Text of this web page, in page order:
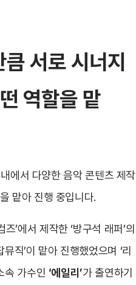
서로 시너지
역할을 맡
내에서 다양한 음악 콘텐츠 제작
맡아 진행 중입니다.
’에서 제작한 ‘방구석 래퍼’의
직’이 맡아 진행했었으며 ‘리
속 가수인 ‘에일리’가 출연하기